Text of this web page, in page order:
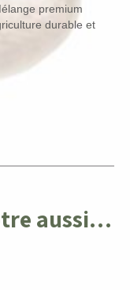
premium
durable et
aussi…